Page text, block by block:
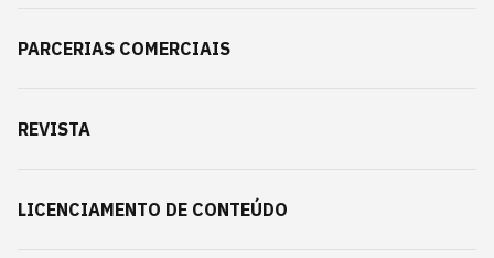
PARCERIAS COMERCIAIS
REVISTA
LICENCIAMENTO DE CONTEÚDO